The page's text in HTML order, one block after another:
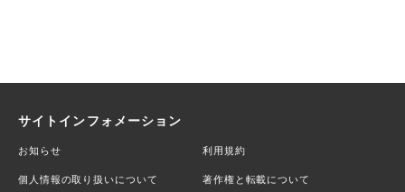
サイトインフォメーション
お知らせ 利用規約
個人情報の取り扱いについて 著作権と転載について